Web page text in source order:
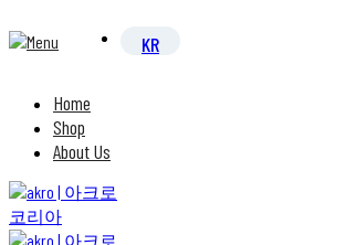
Home
Shop
About Us